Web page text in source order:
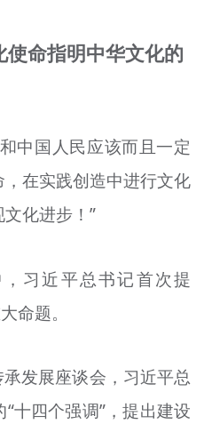
命指明中华文化的
中国人民应该而且一定
在实践创造中进行文化
化进步！”
习近平总书记首次提
命题。
发展座谈会，习近平总
十四个强调”，提出建设